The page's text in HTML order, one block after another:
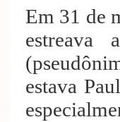
Em 31 de
estava